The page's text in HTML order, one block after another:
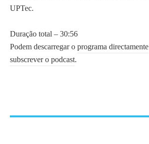
UPTec.
Duração total – 30:56
Podem descarregar o programa directamente
subscrever o podcast.